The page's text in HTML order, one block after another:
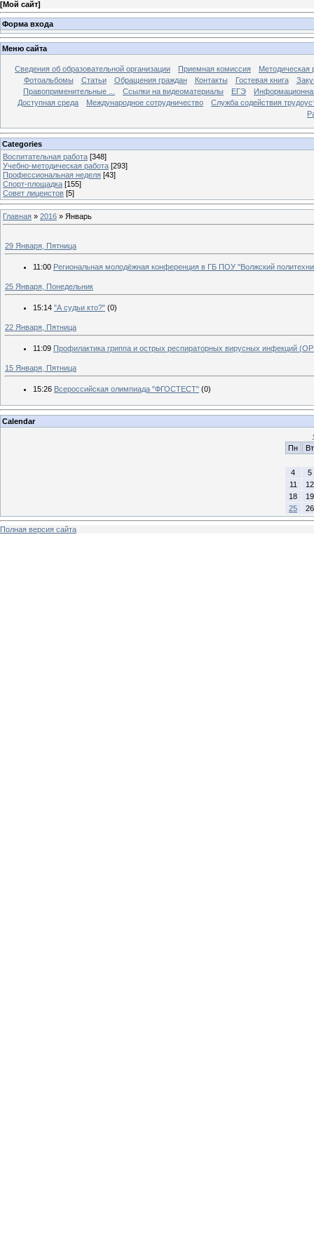
[Мой сайт]
Форма входа
Меню сайта
Сведения об образовательной организации Приемная комиссия
Методическая
Фотоальбомы
Статьи Обращения граждан Контакты Гостевая книга
Правоприменительные ...
Ссылки на видеоматериалы ЕГЭ
Доступная среда
Международное сотрудничество
Служба содействия
Categories
Воспитательная работа [348]
Учебно-методическая работа [293]
Профессиональная неделя [43]
Спорт-площадка [155]
Совет лицеистов [5]
Главная » 2016 » Январь
29 Января, Пятница
11:00 Региональная молодёжная конференция в ГБ ПОУ "Волжский
25 Января, Понедельник
15:14 "А судьи кто?" (0)
22 Января, Пятница
11:09 Профилактика гриппа и острых респираторных вирусных инфекций
15 Января, Пятница
15:26 Всероссийская олимпиада "ФГОСТЕСТ" (0)
Calendar
Пн
Вт
4
5
11
12
18
19
25
26
Полная версия сайта